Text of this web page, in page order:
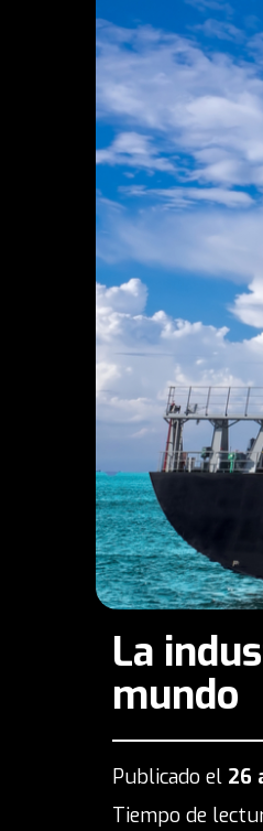
La
mundo
Publicado el 26
Tiempo de